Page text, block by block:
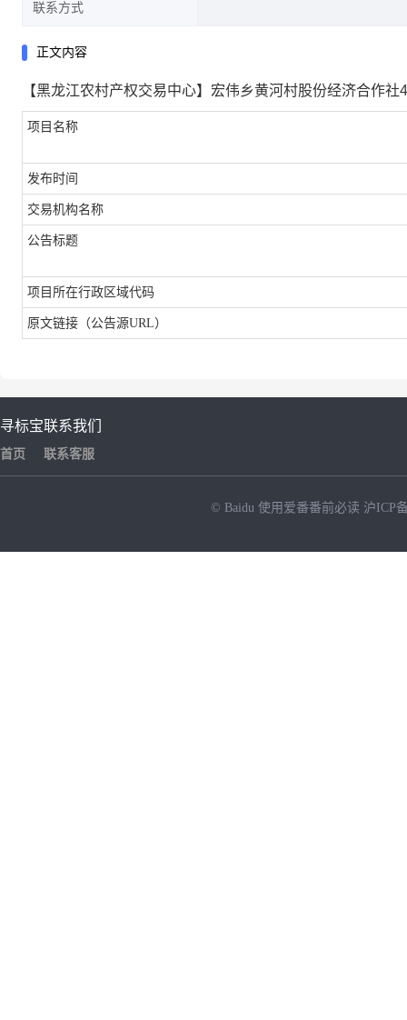
联系方式
正文内容
【黑龙江农村产权交易中心】宏伟乡黄河村股份经济合作
项目名称
发布时间
交易机构名称
公告标题
项目所在行政区域代码
原文链接（公告源URL）
寻标宝
首页
联系我们
联系客服
© Baidu 使用爱番番前必读 沪ICP